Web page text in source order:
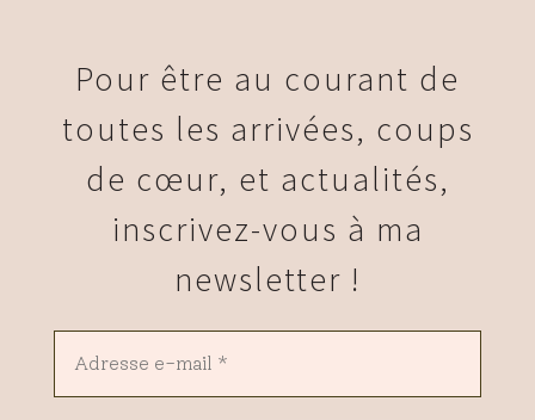
Pour être au courant de
toutes les arrivées, coups
de cœur, et actualités,
inscrivez-vous à ma
newsletter !